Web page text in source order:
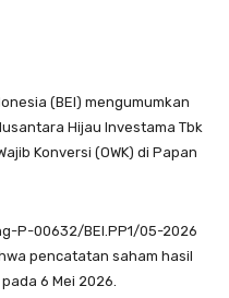
(BEI) mengumumkan
Hijau Investama Tbk
Konversi (OWK) di Papan
P-00632/BEI.PP1/05-2026
pencatatan saham hasil
6 Mei 2026.